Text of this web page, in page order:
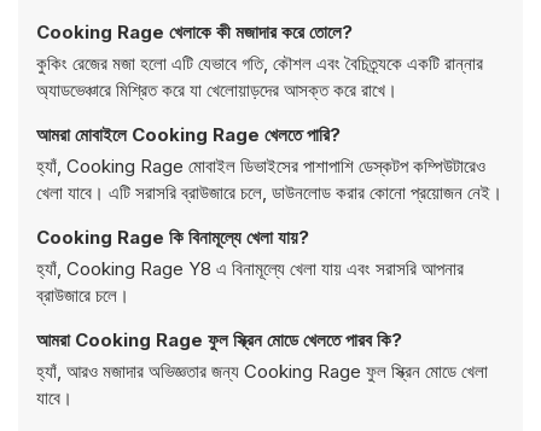
Cooking Rage খেলাকে কী মজাদার করে তোলে?
কুকিং রেজের মজা হলো এটি যেভাবে গতি, কৌশল এবং বৈচিত্র্যকে একটি রান্নার
অ্যাডভেঞ্চারে মিশ্রিত করে যা খেলোয়াড়দের আসক্ত করে রাখে।
আমরা মোবাইলে Cooking Rage খেলতে পারি?
হ্যাঁ, Cooking Rage মোবাইল ডিভাইসের পাশাপাশি ডেস্কটপ কম্পিউটারেও
খেলা যাবে। এটি সরাসরি ব্রাউজারে চলে, ডাউনলোড করার কোনো প্রয়োজন নেই।
Cooking Rage কি বিনামূল্যে খেলা যায়?
হ্যাঁ, Cooking Rage Y8 এ বিনামূল্যে খেলা যায় এবং সরাসরি আপনার
ব্রাউজারে চলে।
আমরা Cooking Rage ফুল স্ক্রিন মোডে খেলতে পারব কি?
হ্যাঁ, আরও মজাদার অভিজ্ঞতার জন্য Cooking Rage ফুল স্ক্রিন মোডে খেলা
যাবে।